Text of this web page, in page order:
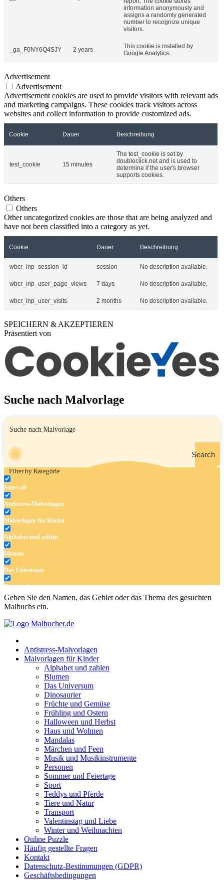
information anonymously and
assigns a randomly generated
number to recognize unique
visitors.
_ga_F0NY6Q4SJY 2 years
This cookie is installed by
Google Analytics.
Advertisement
Advertisement
Advertisement cookies are used to provide visitors with relevant ads
and marketing campaigns. These cookies track visitors across
websites and collect information to provide customized ads.
Cookie Dauer Beschreibung
test_cookie 15 minutes
The test_cookie is set by
doubleclick.net and is used to
determine if the user's browser
supports cookies.
Others
Others
Other uncategorized cookies are those that are being analyzed and
have not been classified into a category as yet.
Cookie Dauer Beschreibung
wbcr_inp_session_id session No description available.
wbcr_inp_user_page_views 7 days No description available.
wbcr_inp_user_visits 2 months No description available.
SPEICHERN & AKZEPTIEREN
Präsentiert von
Suche nach Malvorlage
Search
Filter by Kategórie
Select all
Antistress-Malvorlagen
Malvorlagen für Kinder
Alphabet und zahlen
Blumen
Das Universum
Dinosaurier
Früchte und Gemüse
Frühling und Ostern
Haus und Wohnen
Märchen und Feen
Musik und Musikinstrumente
Sommer und Feiertage
Teddys und Pferde
Tiere und Natur
Valentinstag und Liebe
Winter und Weihnachten
Nezaradené
Unkategorisiert
Geben Sie den Namen, das Gebiet oder das Thema des gesuchten
Malbuchs ein.
Antistress-Malvorlagen
Malvorlagen für Kinder
Alphabet und zahlen
Blumen
Das Universum
Dinosaurier
Früchte und Gemüse
Frühling und Ostern
Halloween und Herbst
Haus und Wohnen
Mandalas
Märchen und Feen
Musik und Musikinstrumente
Personen
Sommer und Feiertage
Sport
Teddys und Pferde
Tiere und Natur
Transport
Valentinstag und Liebe
Winter und Weihnachten
Online Puzzle
Häufig gestellte Fragen
Kontakt
Datenschutz-Bestimmungen (GDPR)
Geschäftsbedingungen